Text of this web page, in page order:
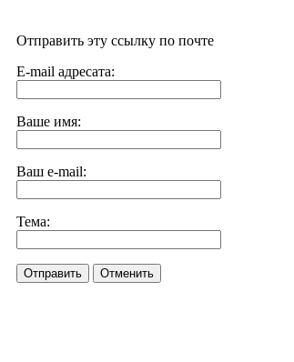
Отправить эту ссылку по почте
E-mail адресата:
Ваше имя:
Ваш e-mail:
Тема:
Отправить Отменить